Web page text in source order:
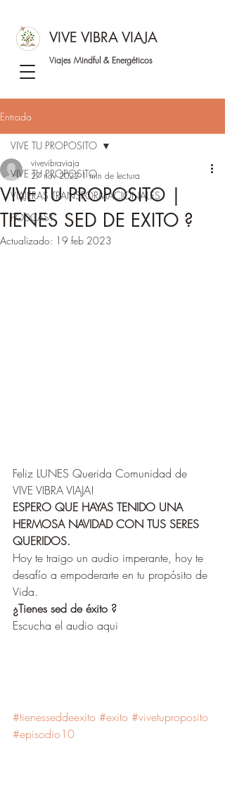
VIVE VIBRA VIAJA
Viajes Mindful & Energéticos
Entrada
VIVE TU PROPOSITO
VIAJERAS TRANSFORMACIONALES
PODCAST
VIVE TU PROPOSITO
VIVE TU PROPOSITO |
TIENES SED DE EXITO ?
vivevibraviaja
27 nov 2022 1 min de lectura
Actualizado: 19 feb 2023
Feliz LUNES Querida Comunidad de
VIVE VIBRA VIAJA!
ESPERO QUE HAYAS TENIDO UNA
HERMOSA NAVIDAD CON TUS SERES
QUERIDOS.
Hoy te traigo un audio imperante, hoy te
desafío a empoderarte en tu propósito de
Vida.
¿Tienes sed de éxito ?
Escucha el audio aqui
#tienesseddeexito #exito #vivetuproposito
#episodio10